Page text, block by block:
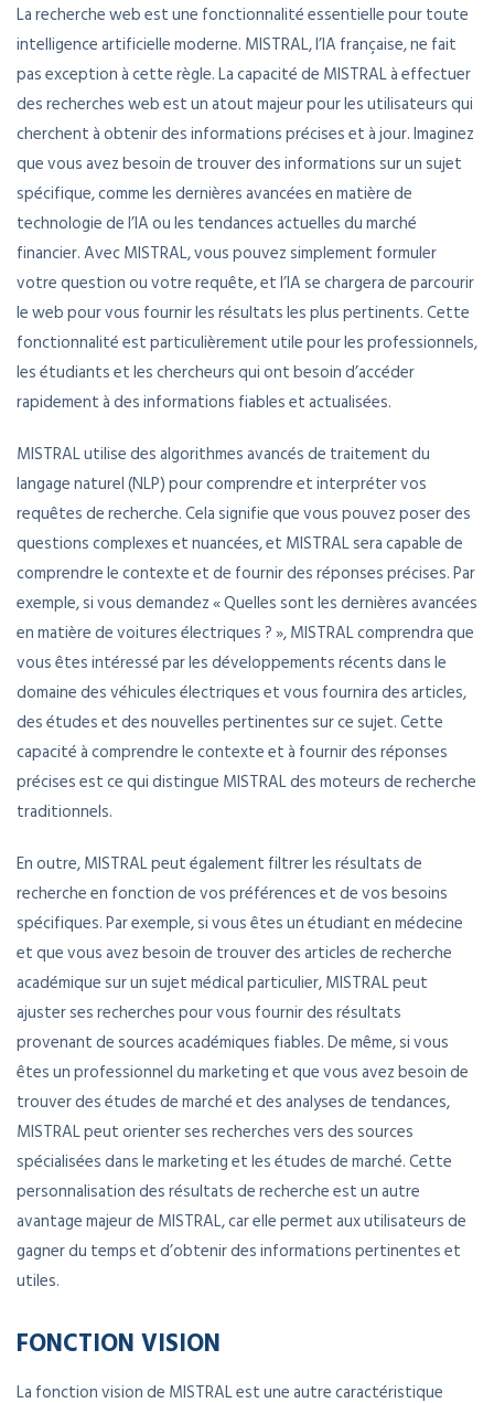
La recherche web est une fonctionnalité essentielle pour toute
intelligence artificielle moderne. MISTRAL, l’IA française, ne fait
pas exception à cette règle. La capacité de MISTRAL à effectuer
des recherches web est un atout majeur pour les utilisateurs qui
cherchent à obtenir des informations précises et à jour. Imaginez
que vous avez besoin de trouver des informations sur un sujet
spécifique, comme les dernières avancées en matière de
technologie de l’IA ou les tendances actuelles du marché
financier. Avec MISTRAL, vous pouvez simplement formuler
votre question ou votre requête, et l’IA se chargera de parcourir
le web pour vous fournir les résultats les plus pertinents. Cette
fonctionnalité est particulièrement utile pour les professionnels,
les étudiants et les chercheurs qui ont besoin d’accéder
rapidement à des informations fiables et actualisées.
MISTRAL utilise des algorithmes avancés de traitement du
langage naturel (NLP) pour comprendre et interpréter vos
requêtes de recherche. Cela signifie que vous pouvez poser des
questions complexes et nuancées, et MISTRAL sera capable de
comprendre le contexte et de fournir des réponses précises. Par
exemple, si vous demandez « Quelles sont les dernières avancées
en matière de voitures électriques ? », MISTRAL comprendra que
vous êtes intéressé par les développements récents dans le
domaine des véhicules électriques et vous fournira des articles,
des études et des nouvelles pertinentes sur ce sujet. Cette
capacité à comprendre le contexte et à fournir des réponses
précises est ce qui distingue MISTRAL des moteurs de recherche
traditionnels.
En outre, MISTRAL peut également filtrer les résultats de
recherche en fonction de vos préférences et de vos besoins
spécifiques. Par exemple, si vous êtes un étudiant en médecine
et que vous avez besoin de trouver des articles de recherche
académique sur un sujet médical particulier, MISTRAL peut
ajuster ses recherches pour vous fournir des résultats
provenant de sources académiques fiables. De même, si vous
êtes un professionnel du marketing et que vous avez besoin de
trouver des études de marché et des analyses de tendances,
MISTRAL peut orienter ses recherches vers des sources
spécialisées dans le marketing et les études de marché. Cette
personnalisation des résultats de recherche est un autre
avantage majeur de MISTRAL, car elle permet aux utilisateurs de
gagner du temps et d’obtenir des informations pertinentes et
utiles.
FONCTION VISION
La fonction vision de MISTRAL est une autre caractéristique